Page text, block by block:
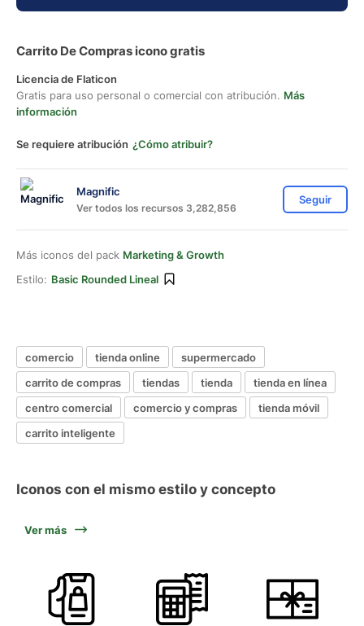
Carrito De Compras icono gratis
Licencia de Flaticon
Gratis para uso personal o comercial con atribución. Más
información
Se requiere atribución ¿Cómo atribuir?
Magnific
Ver todos los recursos 3,282,856
Seguir
Más iconos del pack Marketing & Growth
Estilo: Basic Rounded Lineal
comercio tienda online
supermercado
carrito de compras
tiendas tienda
tienda en línea
centro comercial
comercio y compras
tienda móvil
carrito inteligente
Iconos con el mismo estilo y concepto
Ver más